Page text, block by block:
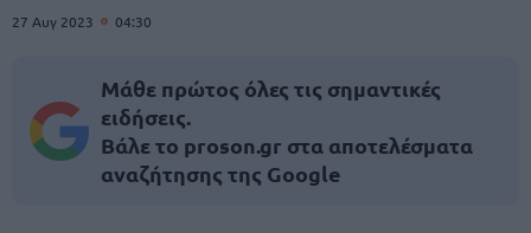
27 Αυγ 2023 04:30
Μάθε πρώτος όλες τις σημαντικές
ειδήσεις.
Βάλε το proson.gr στα αποτελέσματα
αναζήτησης της Google